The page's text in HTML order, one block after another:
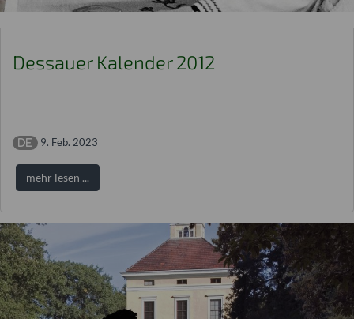
Dessauer Kalender 2012
9. Feb. 2023
mehr lesen ...